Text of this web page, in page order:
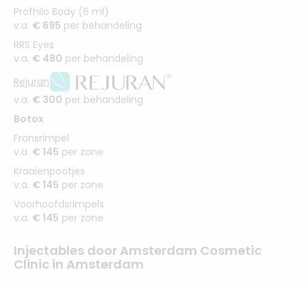
Profhilo Body (6 ml)
v.a. € 695 per behandeling
RRS Eyes
v.a. € 480 per behandeling
Rejuran
v.a. € 300 per behandeling
Botox
Fronsrimpel
v.a. € 145 per zone
Kraaienpootjes
v.a. € 145 per zone
Voorhoofdsrimpels
v.a. € 145 per zone
Injectables door Amsterdam Cosmetic
Clinic in Amsterdam